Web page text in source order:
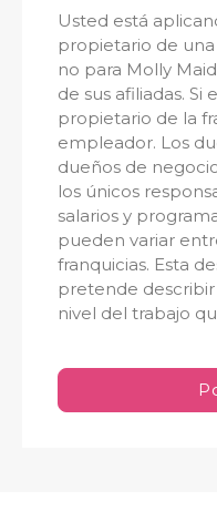
Usted está
propietario de
no para Molly
de sus afiliadas. Si
propietario de la
empleador. Los
dueños de
los únicos
salarios y
pueden variar
franquicias. Esta
pretende
nivel del trabajo